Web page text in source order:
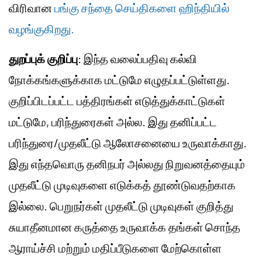
விரிவானபங்கு சந்தை செய்திகளை ஹிந்தியில்
வழங்குகிறது.
துறப்புக் குறிப்பு: இந்த வலைப்பதிவு கல்வி
நோக்கங்களுக்காக மட்டுமே எழுதப்பட்டுள்ளது.
குறிப்பிடப்பட்ட பத்திரங்கள் எடுத்துக்காட்டுகள்
மட்டுமே, பரிந்துரைகள் அல்ல. இது தனிப்பட்ட
பரிந்துரை/முதலீட்டு ஆலோசனையை உருவாக்காது.
இது எந்தவொரு தனிநபர் அல்லது நிறுவனத்தையும்
முதலீட்டு முடிவுகளை எடுக்கத் தூண்டுவதற்காக
இல்லை. பெறுநர்கள் முதலீட்டு முடிவுகள் குறித்து
சுயாதீனமான கருத்தை உருவாக்க தங்கள் சொந்த
ஆராய்ச்சி மற்றும் மதிப்பீடுகளை மேற்கொள்ள